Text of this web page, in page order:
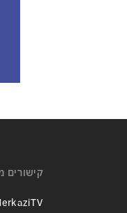
קישורים